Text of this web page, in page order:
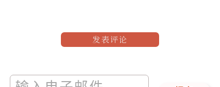
发表评论